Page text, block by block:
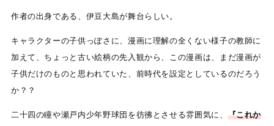
作者の出身である、伊豆大島が舞台らしい。
キャラクターの子供っぽさに、漫画に理解の全くない様子の教師に
加えて、ちょっと古い絵柄の先入観から、この漫画は、まだ漫画が
子供だけのものと思われていた、前時代を設定としているのだろう
か？？
二十四の瞳や瀬戸内少年野球団を彷彿とさせる雰囲気に、 『これか